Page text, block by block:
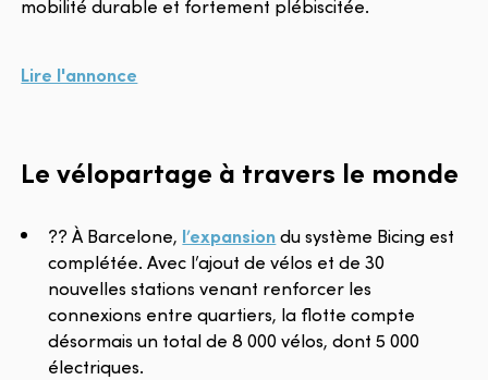
mobilité durable et fortement plébiscitée.
Lire l'annonce
Le vélopartage à travers le monde
?? À Barcelone, l’expansiondu système Bicing est
complétée. Avec l’ajout de vélos et de 30
nouvelles stations venant renforcer les
connexions entre quartiers, la flotte compte
désormais un total de 8 000 vélos, dont 5 000
électriques.